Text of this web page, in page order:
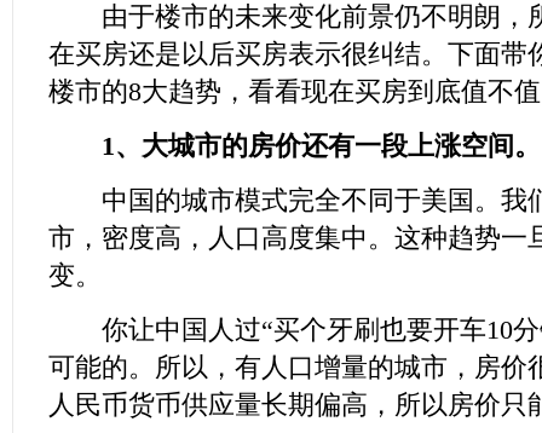
由于楼市的未来变化前景仍不明朗，
在买房还是以后买房表示很纠结。下面带
楼市的8大趋势，看看现在买房到底值不
1、大城市的房价还有一段上涨空间。
中国的城市模式完全不同于美国。我
市，密度高，人口高度集中。这种趋势一
变。
你让中国人过“买个牙刷也要开车10分
可能的。所以，有人口增量的城市，房价
人民币货币供应量长期偏高，所以房价只